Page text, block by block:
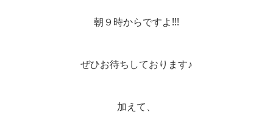
朝９時からですよ!!!
ぜひお待ちしております♪
加えて、